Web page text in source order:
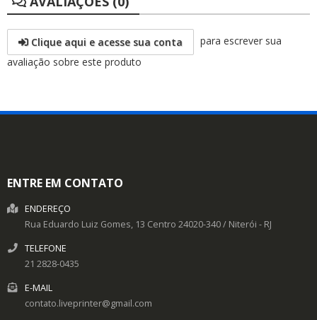
Clique aqui e acesse sua conta
para escrever sua
avaliação sobre este produto
ENTRE EM CONTATO
ENDEREÇO
Rua Eduardo Luiz Gomes, 13 Centro 24020-340/ Niterói - RJ
TELEFONE
21 2828-0435
E-MAIL
contato.liveprinter@gmail.com